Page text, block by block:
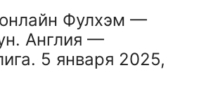
Фулхэм —
Англия —
5 января 2025,